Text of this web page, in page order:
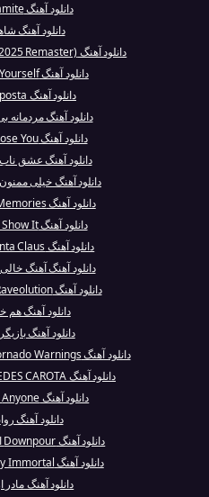
دانلود آهنگ Dynamite از BTS
دانلود آهنگ
دانلود آهنگ Room Service (2025 Remaster) از KISS
دانلود آهنگ Break Yourself از Xzibit
دانلود آهنگ Proposta از Anitta
دانلود آهنگ مردمانه
دانلود آهنگ Lose You از Sam Smith
دانلود آهنگ عشق
دانلود آهنگ خیلی
دانلود آهنگ Memories از Robin Schulz
دانلود آهنگ Show It از Chris Brown
دانلود آهنگ My Old Santa Claus از Sia
دانلود آهنگ آهنگ
دانلود آهنگ Join the Raveolution از Astrix
دانلود آهنگ هم
دانلود آهنگ
دانلود آهنگ Tornado Warnings از Sabrina Carpenter
دانلود آهنگ MERCEDES CAROTA از Bad Bunny
دانلود آهنگ Anyone از Justin Bieber
دانلود آهنگ
دانلود آهنگ Downpour از Backstreet Boys
دانلود آهنگ My Immortal از Evanescence
دانلود آهنگ